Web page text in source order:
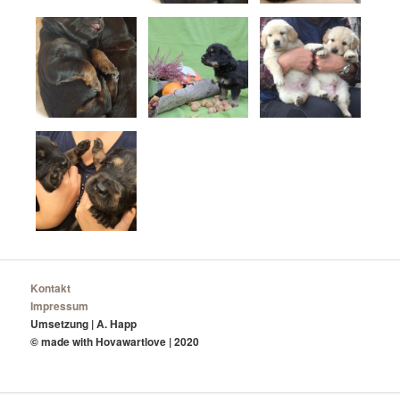
Kontakt
Impressum
Umsetzung | A. Happ
© made with Hovawartlove | 2020